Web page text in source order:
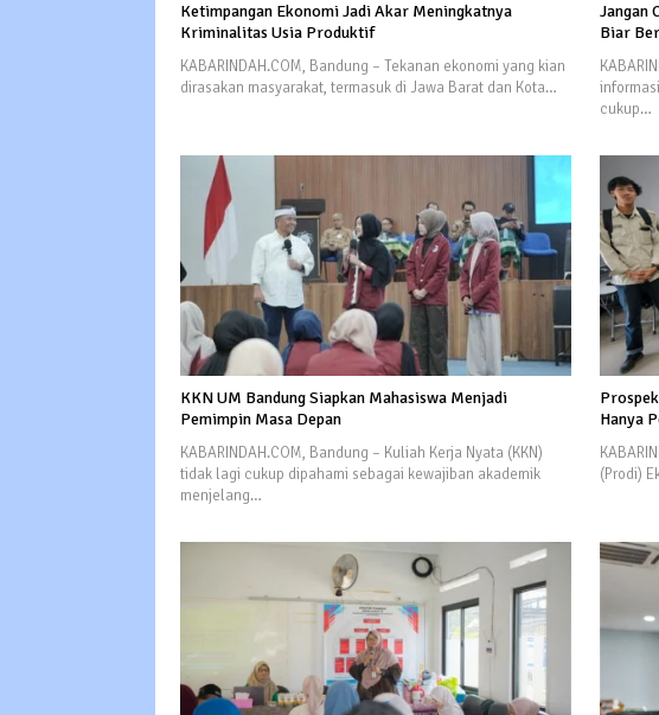
Ketimpangan Ekonomi Jadi Akar Meningkatnya
Kriminalitas Usia Produktif
KABARINDAH.COM, Bandung – Tekanan ekonomi yang kian
dirasakan masyarakat, termasuk di Jawa Barat dan Kota…
Jangan
Biar
cukup…
KKN UM Bandung Siapkan Mahasiswa Menjadi
Pemimpin Masa Depan
KABARINDAH.COM, Bandung – Kuliah Kerja Nyata (KKN)
tidak lagi cukup dipahami sebagai kewajiban akademik
menjelang…
Hanya
(Prodi)